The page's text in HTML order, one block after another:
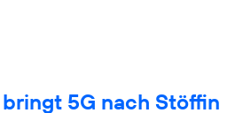
5G nach Stöffin